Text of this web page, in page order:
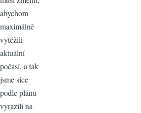
abychom
maximálně
vytěžili
aktuální
počasí, a tak
jsme sice
podle plánu
vyrazili na